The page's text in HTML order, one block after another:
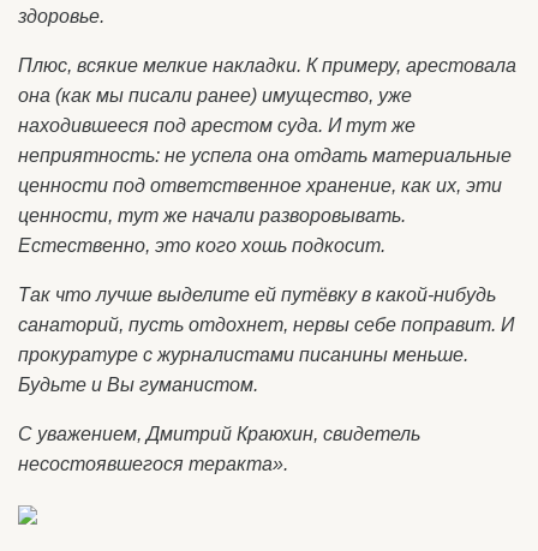
здоровье.
Плюс, всякие мелкие накладки. К примеру, арестовала
она (как мы писали ранее) имущество, уже
находившееся под арестом суда. И тут же
неприятность: не успела она отдать материальные
ценности под ответственное хранение, как их, эти
ценности, тут же начали разворовывать.
Естественно, это кого хошь подкосит.
Так что лучше выделите ей путёвку в какой-нибудь
санаторий, пусть отдохнет, нервы себе поправит. И
прокуратуре с журналистами писанины меньше.
Будьте и Вы гуманистом.
С уважением, Дмитрий Краюхин, свидетель
несостоявшегося теракта».